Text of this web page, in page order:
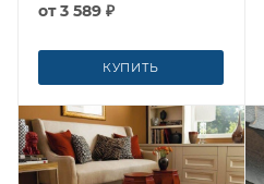
от3 589 ₽
КУПИТЬ